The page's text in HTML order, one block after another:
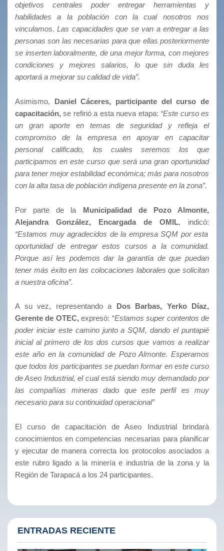
objetivos centrales poder entregar herramientas y
habilidades a la población con la cual nosotros nos
vinculamos. Las capacidades que se van a entregar a las
personas son las necesarias para que ellas posteriormente
se inserten laboralmente, de una mejor forma, con mejores
condiciones y mejores salarios, lo que sin duda les
aportará a mejorar su calidad de vida”.
Asimismo, Daniel Cáceres, participante del curso de
capacitación,se refirió a esta nueva etapa: “Este curso es
un gran aporte en temas de seguridad y refleja el
compromiso de la empresa en apoyar en capacitar
personal calificado, los cuales seremos los que
participamos en este curso que será una gran oportunidad
para tener mejor estabilidad económica; más para nosotros
con la alta tasa de población indígena presente en la zona”.
Por parte de la Municipalidad de Pozo Almonte,
Alejandra González, Encargada de OMIL, indicó:
“Estamos muy agradecidos de la empresa SQM por esta
oportunidad de entregar estos cursos a la comunidad.
Porque así les podemos dar la garantía de que puedan
tener más éxito en las colocaciones laborales que solicitan
a nuestra oficina”.
A su vez, representando a Dos Barbas, Yerko Díaz,
Gerente de OTEC,expresó: “Estamos super contentos de
poder iniciar este camino junto a SQM, dando el puntapié
inicial al primero de los dos cursos que vamos a realizar
este año en la comunidad de Pozo Almonte. Esperamos
que todos los participantes se puedan formar en este curso
de Aseo Industrial, el cual está siendo muy demandado por
las compañías mineras dado que este perfil es muy
necesario para su continuidad operacional”
‌El curso de capacitación de Aseo Industrial brindará
conocimientos en competencias necesarias para planificar
y ejecutar de manera correcta los protocolos asociados a
este rubro ligado a la minería e industria de la zona y la
Región de Tarapacá a los 24 participantes.
ENTRADAS RECIENTE